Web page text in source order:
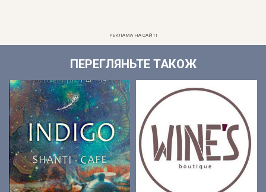
РЕКЛАМА НА САЙТІ
ПЕРЕГЛЯНЬТЕ ТАКОЖ